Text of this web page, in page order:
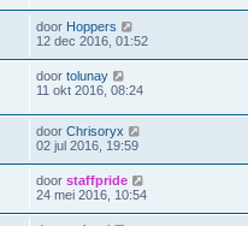
door Hoppers
12 dec 2016, 01:52
door tolunay
11 okt 2016, 08:24
door Chrisoryx
02 jul 2016, 19:59
door staffpride
24 mei 2016, 10:54